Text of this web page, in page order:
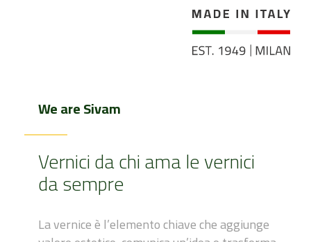
We are Sivam
Vernici da chi ama le vernici
da sempre
La vernice è l’elemento chiave che aggiunge